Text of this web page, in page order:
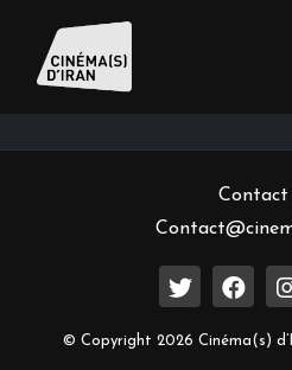
Inscrivez-vous à notre
Contact
© Copyright 2026 Cinéma(s)